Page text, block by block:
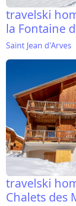
travelski
la Fontaine
Saint Jean d'Arves
travelski
Chalets des